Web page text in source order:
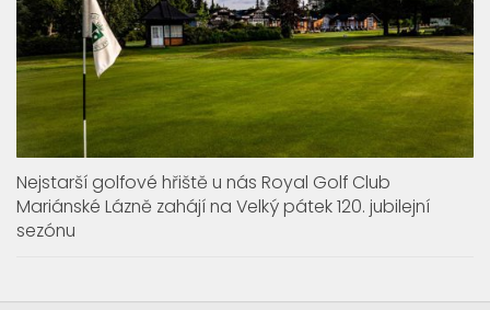
Nejstarší golfové hřiště u nás Royal Golf Club
Mariánské Lázně zahájí na Velký pátek 120. jubilejní
sezónu